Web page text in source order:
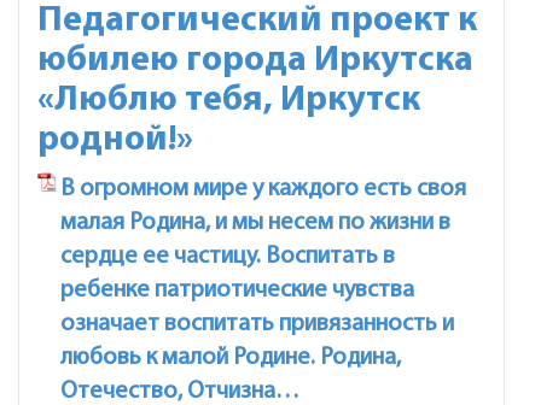
Педагогический проект к
юбилею города Иркутска
«Люблю тебя, Иркутск
родной!»
В огромном мире у каждого есть своя
малая Родина, и мы несем по жизни в
сердце ее частицу. Воспитать в
ребенке патриотические чувства
означает воспитать привязанность и
любовь к малой Родине. Родина,
Отечество, Отчизна…